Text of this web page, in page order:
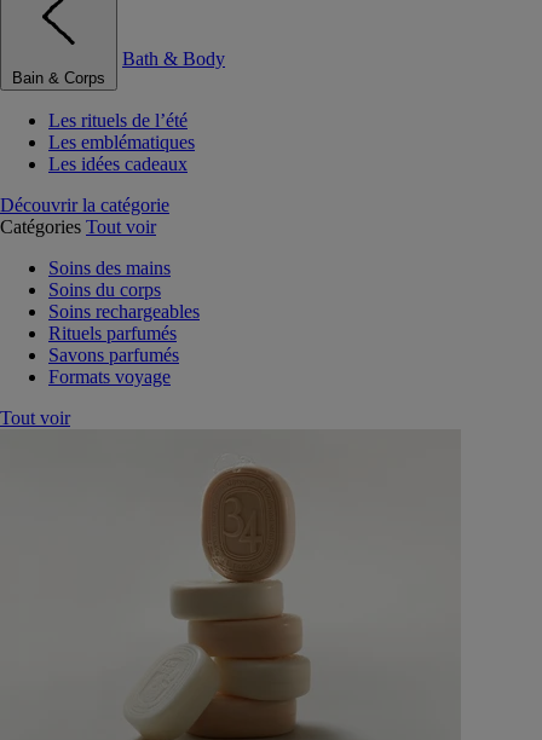
Bain & Corps
Bath & Body
Les rituels de l’été
Les emblématiques
Les idées cadeaux
Découvrir la catégorie
Catégories Tout voir
Soins des mains
Soins du corps
Soins rechargeables
Rituels parfumés
Savons parfumés
Formats voyage
Tout voir